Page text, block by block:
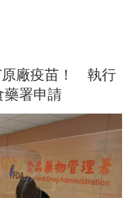
原廠疫苗！ 執行
藥署申請